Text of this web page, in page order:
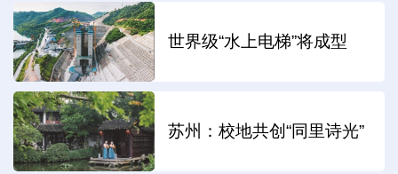
世界级“水上电梯”将成型
苏州：校地共创“同里诗光”